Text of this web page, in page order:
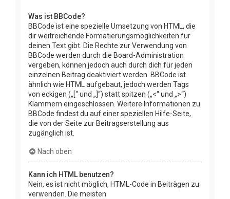
Was ist BBCode?
BBCode ist eine spezielle Umsetzung von HTML, die
dir weitreichende Formatierungsmöglichkeiten für
deinen Text gibt. Die Rechte zur Verwendung von
BBCode werden durch die Board-Administration
vergeben, können jedoch auch durch dich für jeden
einzelnen Beitrag deaktiviert werden. BBCode ist
ähnlich wie HTML aufgebaut, jedoch werden Tags
von eckigen („[“ und „]“) statt spitzen („<“ und „>“)
Klammern eingeschlossen. Weitere Informationen zu
BBCode findest du auf einer speziellen Hilfe-Seite,
die von der Seite zur Beitragserstellung aus
zugänglich ist.
Nach oben
Kann ich HTML benutzen?
Nein, es ist nicht möglich, HTML-Code in Beiträgen zu
verwenden. Die meisten